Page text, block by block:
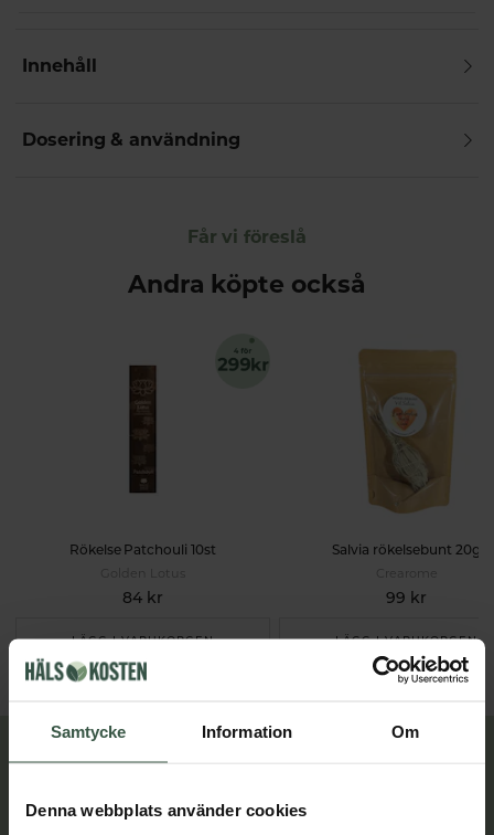
Samtycke Information Om
Denna webbplats använder cookies
Innehåll
Dosering & användning
Får vi föreslå
Andra köpte också
Rökelse Patchouli 10st
Golden Lotus
84 kr
LÄGG I VARUKORGEN
Salvia rökelsebunt 20g
99 kr
LÄGG I VARUKORGEN